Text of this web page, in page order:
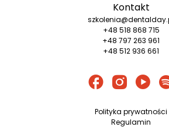
Kontakt
+48 518 868 715
+48 797 263 961
+48 512 936 661
Polityka prywatności
Regulamin